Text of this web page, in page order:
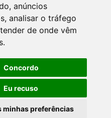
anúncios
analisar o tráfego
de onde vêm
Concordo
Eu recuso
minhas preferências
NEGÓCIOS & SUCESSO
Sitecontabil2018